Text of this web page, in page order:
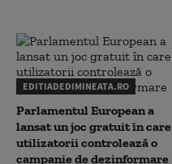
EDITIADEDIMINEATA.RO
Parlamentul European a
lansat un joc gratuit în care
utilizatorii controlează o
campanie de dezinformare